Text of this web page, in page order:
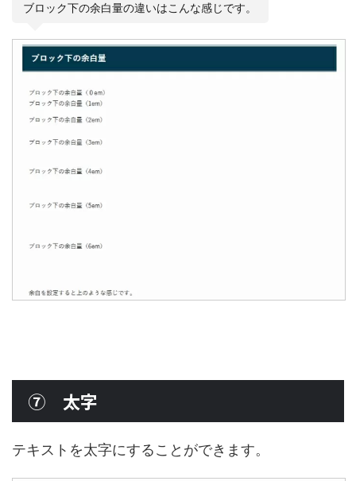
ブロック下の余白量の違いはこんな感じです。
⑦ 太字
テキストを太字にすることができます。